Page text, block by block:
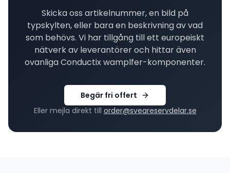
Skicka oss artikelnummer, en bild på
typskylten, eller bara en beskrivning av vad
som behövs. Vi har tillgång till ett europeiskt
nätverk av leverantörer och hittar även
ovanligaConductix wamplfer-komponenter.
Begär fri offert
Eller mejla direkt till order@sveareservdelar.se